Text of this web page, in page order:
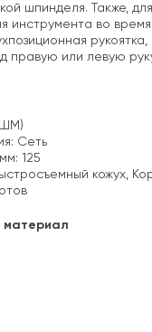
шпинделя. Также,
инструмента во время
правую или левую
Сеть
125
кожух,